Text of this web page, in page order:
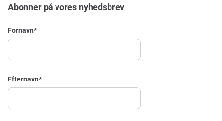
Abonner på vores nyhedsbrev
Fornavn*
Efternavn*